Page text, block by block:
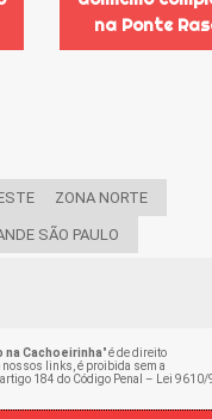
na Ponte
ZONA NORTE
SÃO PAULO
Cachoeirinha" é de direito
nossos links, é proibida sem a
184 do Código Penal –
Lei 9610/